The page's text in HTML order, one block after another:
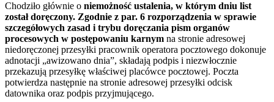
Chodziło głównie o niemożność ustalenia, w którym dniu list
został doręczony. Zgodnie z par. 6 rozporządzenia w sprawie
szczegółowych zasad i trybu doręczania pism organów
procesowych w postępowaniu karnym na stronie adresowej
niedoręczonej przesyłki pracownik operatora pocztowego dokonuje
adnotacji „awizowano dnia”, składają podpis i niezwłocznie
przekazują przesyłkę właściwej placówce pocztowej. Poczta
potwierdza następnie na stronie adresowej przesyłki odcisk
datownika oraz podpis przyjmującego.